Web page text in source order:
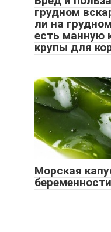
грудном
ли на
есть манную
крупы для
Морская